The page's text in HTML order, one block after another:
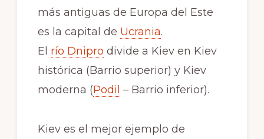
más antiguas de Europa del Este
es la capital de Ucrania.
El río Dnipro divide a Kiev en Kiev
histórica (Barrio superior) y Kiev
moderna (Podil – Barrio inferior).
Kiev es el mejor ejemplo de